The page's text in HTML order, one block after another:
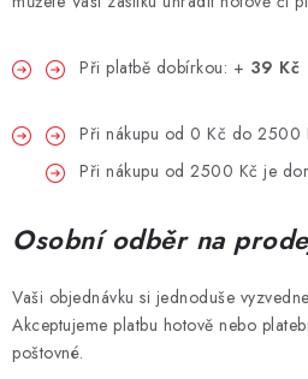
Při platbě dobírkou: + 39 Kč
Při nákupu od 0 Kč do 2500
Při nákupu od 2500 Kč je
Osobní odběr na
Vaši objednávku si jednoduše
Akceptujeme platbu hotově nebo
poštovné.